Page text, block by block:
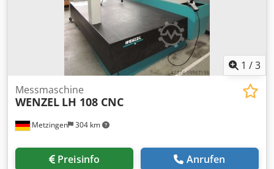
1 /3
Metzingen 304 km
Messmaschine
WENZEL LH 108 CNC
Preisinfo Anrufen